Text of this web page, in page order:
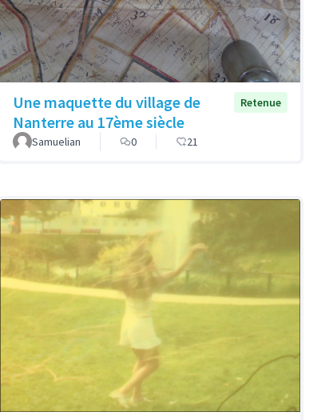
Une maquette du village de
Nanterre au 17ème siècle
Retenue
Samuelian 0 21